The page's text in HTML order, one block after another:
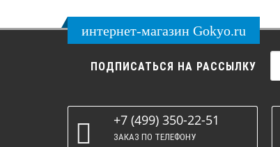
интернет-магазин Gokyo.ru
ПОДПИСАТЬСЯ НА РАССЫЛКУ
+7 (499) 350-22-51
ЗАКАЗ ПО ТЕЛЕФОНУ